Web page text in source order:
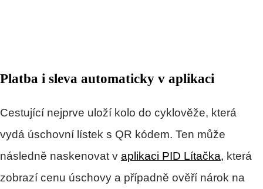
Platba i sleva automaticky v aplikaci
Cestující nejprve uloží kolo do cyklověže, která
vydá úschovní lístek s QR kódem. Ten může
následně naskenovat v aplikaci PID Lítačka, která
zobrazí cenu úschovy a případně ověří nárok na